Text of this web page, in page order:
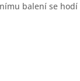
balení se